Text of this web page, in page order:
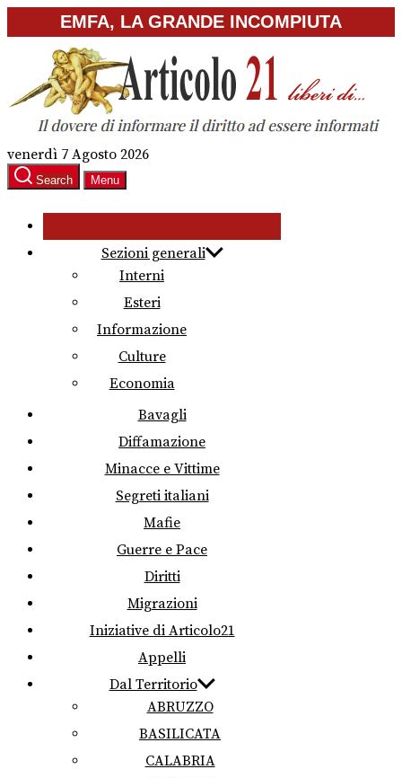
to
content
EMFA, LA GRANDE INCOMPIUTA
venerdì 7 Agosto 2026
Search Menu
Sezioni generali
Interni
Esteri
Informazione
Culture
Economia
Bavagli
Diffamazione
Minacce e Vittime
Segreti italiani
Mafie
Guerre e Pace
Diritti
Migrazioni
Iniziative di Articolo21
Appelli
Dal Territorio
ABRUZZO
BASILICATA
CALABRIA